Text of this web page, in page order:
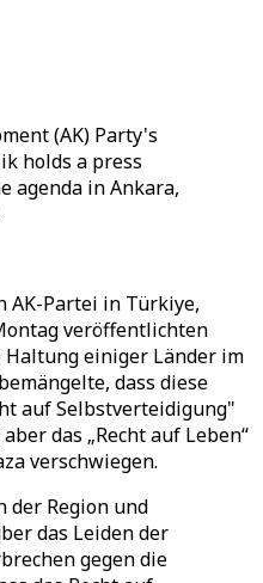
(AK) Party's
holds a press
agenda in Ankara,
AK-Partei in Türkiye,
veröffentlichten
einiger Länder im
dass diese
auf Selbstverteidigung"
das „Recht auf Leben“
verschwiegen.
der Region und
das Leiden der
gegen die